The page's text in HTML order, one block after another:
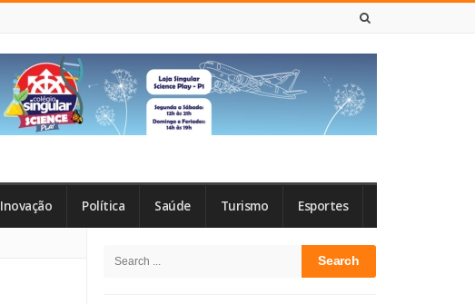
Inovação Política Saúde Turismo Esportes
Sidebar
Search